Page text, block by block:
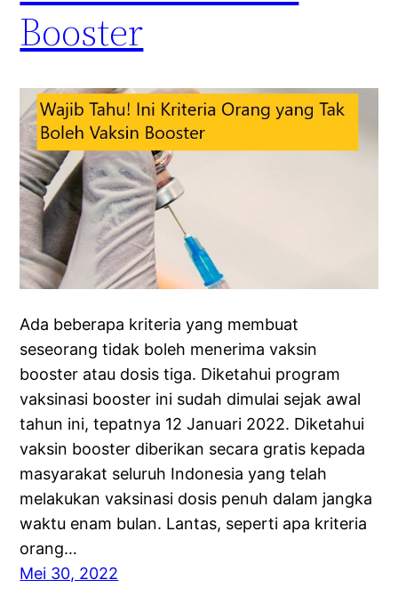
Booster
Ada beberapa kriteria yang membuat
seseorang tidak boleh menerima vaksin
booster atau dosis tiga. Diketahui program
vaksinasi booster ini sudah dimulai sejak awal
tahun ini, tepatnya 12 Januari 2022. Diketahui
vaksin booster diberikan secara gratis kepada
masyarakat seluruh Indonesia yang telah
melakukan vaksinasi dosis penuh dalam jangka
waktu enam bulan. Lantas, seperti apa kriteria
orang…
Mei 30, 2022